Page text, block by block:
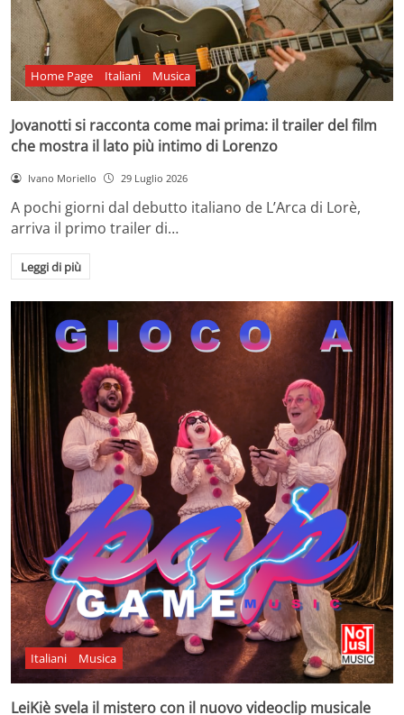
Home Page Italiani Musica
Jovanotti si racconta come mai prima: il trailer del film
che mostra il lato più intimo di Lorenzo
Ivano Moriello 29 Luglio 2026
A pochi giorni dal debutto italiano de L’Arca di Lorè,
arriva il primo trailer di…
Leggi di più
Italiani Musica
LeiKiè svela il mistero con il nuovo videoclip musicale